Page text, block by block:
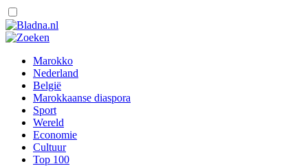
Marokko
Nederland
België
Marokkaanse diaspora
Sport
Wereld
Economie
Cultuur
Top 100